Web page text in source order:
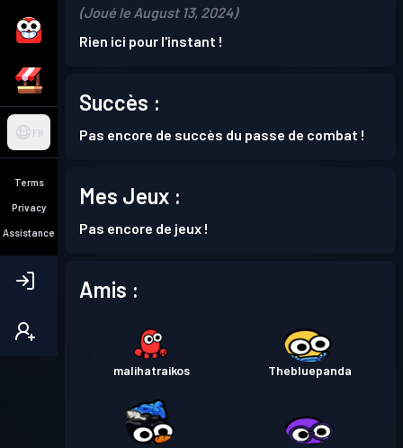
FR
Terms
Privacy
Assistance
(Joué le August 13, 2024)
Rien ici pour l'instant !
Succès :
Pas encore de succès du passe de combat !
Mes Jeux :
Pas encore de jeux !
Amis :
malihatraikos Thebluepanda